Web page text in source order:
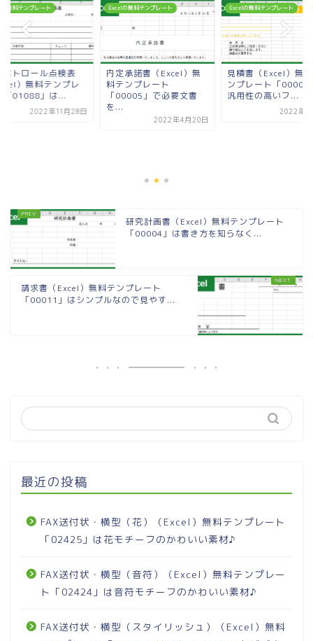
無料テンプレート
パトロール点検表
）無料テンプレ
「01088」は...
2022年11月28日
Excelの無料テンプレート
内定承諾書（Excel）無
料テンプレート
「00005」で必要文書
を...
2022年4月20日
Excelの無料テンプレート
見積書（Excel）無
ンプレート「00009
汎用性の高いフ...
2022年8
研究計画書（Excel）無料テンプレート
「00004」は書き方を知らなく...
請求書（Excel）無料テンプレート
「00011」はシンプルなので見やす...
最近の投稿
FAX送付状・横型（花）（Excel）無料テンプレート
「02425」は花モチーフのかわいい素材♪
FAX送付状・横型（音符）（Excel）無料テンプレー
ト「02424」は音符モチーフのかわいい素材♪
FAX送付状・横型（スタイリッシュ）（Excel）無料